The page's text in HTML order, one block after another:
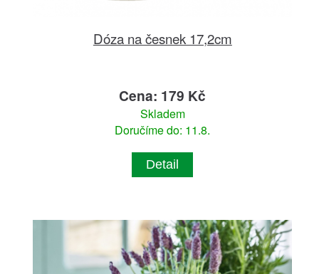
Dóza na česnek 17,2cm
Cena: 179 Kč
Skladem
Doručíme do: 11.8.
Detail